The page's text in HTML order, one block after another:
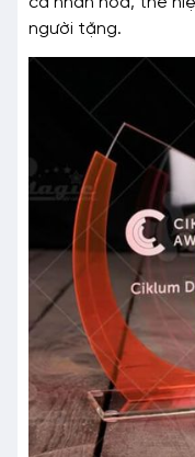
người tặng.